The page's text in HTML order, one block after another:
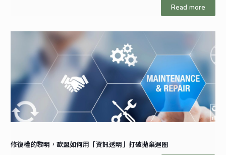
Read more
修復權的黎明，歐盟如何用「資訊透明」打破拋棄迴圈